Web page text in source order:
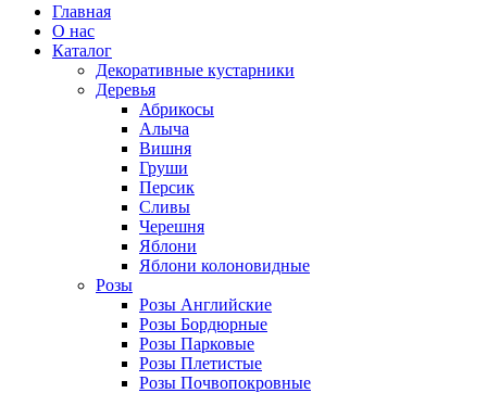
Главная
О нас
Каталог
Декоративные кустарники
Деревья
Абрикосы
Алыча
Вишня
Груши
Персик
Сливы
Черешня
Яблони
Яблони колоновидные
Розы
Розы Английские
Розы Бордюрные
Розы Парковые
Розы Плетистые
Розы Почвопокровные